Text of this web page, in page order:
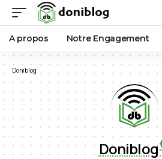
A propos Notre Engagement
Doniblog
Doniblog